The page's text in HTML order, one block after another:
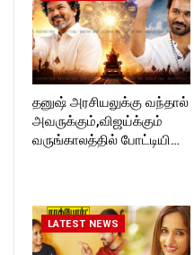
தனுஷ் அரசியலுக்கு வந்தால்
அவருக்கும்,விஜய்க்கும்
வருங்காலத்தில் போட்டியி…
LATEST NEWS